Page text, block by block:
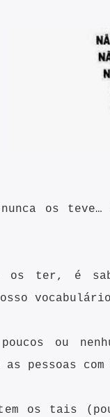
nunca os
os ter, é
poucos ou
as pessoas
os tais